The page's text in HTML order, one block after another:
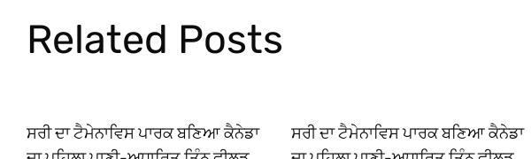
Related Posts
ਸਰੀ ਦਾ ਟੈਮੇਨਾਵਿਸ ਪਾਰਕ ਬਣਿਆ ਕੈਨੇਡਾ
ਸਰੀ ਦਾ ਟੈਮੇਨਾਵਿਸ ਪਾਰਕ ਬਣਿਆ ਕੈਨੇਡਾ